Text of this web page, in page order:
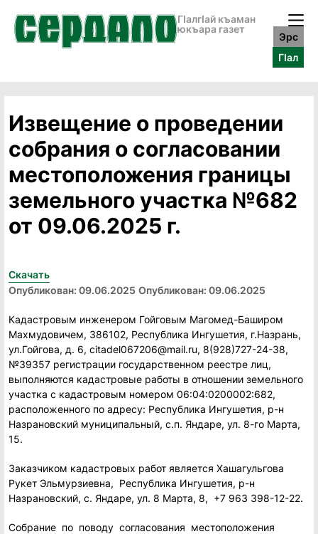
ГӀалгӀай къаман
юкъара газет
Эрс
ГӀал
Извещение о проведении
собрания о согласовании
местоположения границы
земельного участка №682
от 09.06.2025 г.
Скачать
Опубликован: 09.06.2025 Опубликован: 09.06.2025
Кадастровым инженером Гойговым Магомед-Баширом
Махмудовичем, 386102, Республика Ингушетия, г.Назрань,
ул.Гойгова, д. 6, citadel067206@mail.ru, 8(928)727-24-38,
№39357 регистрации государственном реестре лиц,
выполняются кадастровые работы в отношении земельного
участка с кадастровым номером 06:04:0200002:682,
расположенного по адресу: Республика Ингушетия, р-н
Назрановский муниципальный, с.п. Яндаре, ул. 8-го Марта,
15.
Заказчиком кадастровых работ является Хашагульгова
Рукет Эльмурзиевна, Республика Ингушетия, р-н
Назрановский, с. Яндаре, ул. 8 Марта, 8, +7 963 398-12-22.
Собрание по поводу согласования местоположения